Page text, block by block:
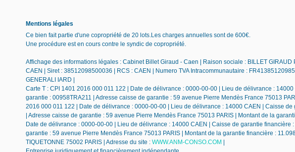
Mentions légales
Ce bien fait partie d'une copropriété de 20 lots.Les charges annuelles sont de 600€.
Une procédure est en cours contre le syndic de copropriété.
Affichage des informations légales : Cabinet Billet Giraud - Caen | Raison sociale : BILLET
CAEN | Siret : 38512098500036 | RCS : CAEN | Numero TVA Intracommunautaire :
GENERALI IARD |
Carte T : CPI 1401 2016 000 011 122 | Date de délivrance : 0000-00-00 | Lieu de délivrance :
garantie : 00958TRA211 | Adresse caisse de garantie : 59 avenue Pierre Mendès France 75013
2016 000 011 122 | Date de délivrance : 0000-00-00 | Lieu de délivrance : 14000 CAEN | Caisse
| Adresse caisse de garantie : 59 avenue Pierre Mendès France 75013 PARIS | Montant de la
Date de délivrance : 0000-00-00 | Lieu de délivrance : 14000 CAEN | Caisse de garantie financière
garantie : 59 avenue Pierre Mendès France 75013 PARIS | Montant de la garantie financière :
TIQUETONNE 75002 PARIS | Adresse du site : WWW.ANM-CONSO.COM |